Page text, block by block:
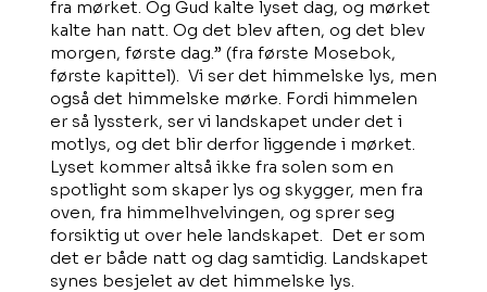
fra mørket. Og Gud kalte lyset dag, og mørket
kalte han natt. Og det blev aften, og det blev
morgen, første dag.” (fra første Mosebok,
første kapittel). Vi ser det himmelske lys, men
også det himmelske mørke. Fordi himmelen
er så lyssterk, ser vi landskapet under det i
motlys, og det blir derfor liggende i mørket.
Lyset kommer altså ikke fra solen som en
spotlight som skaper lys og skygger, men fra
oven, fra himmelhvelvingen, og sprer seg
forsiktig ut over hele landskapet. Det er som
det er både natt og dag samtidig. Landskapet
synes besjelet av det himmelske lys.